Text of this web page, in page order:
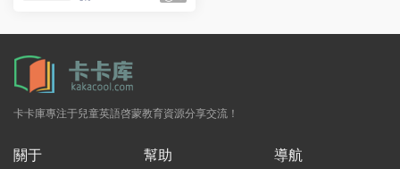
卡卡庫專注于兒童英語啓蒙教育資源分享交流！
關于 幫助 導航